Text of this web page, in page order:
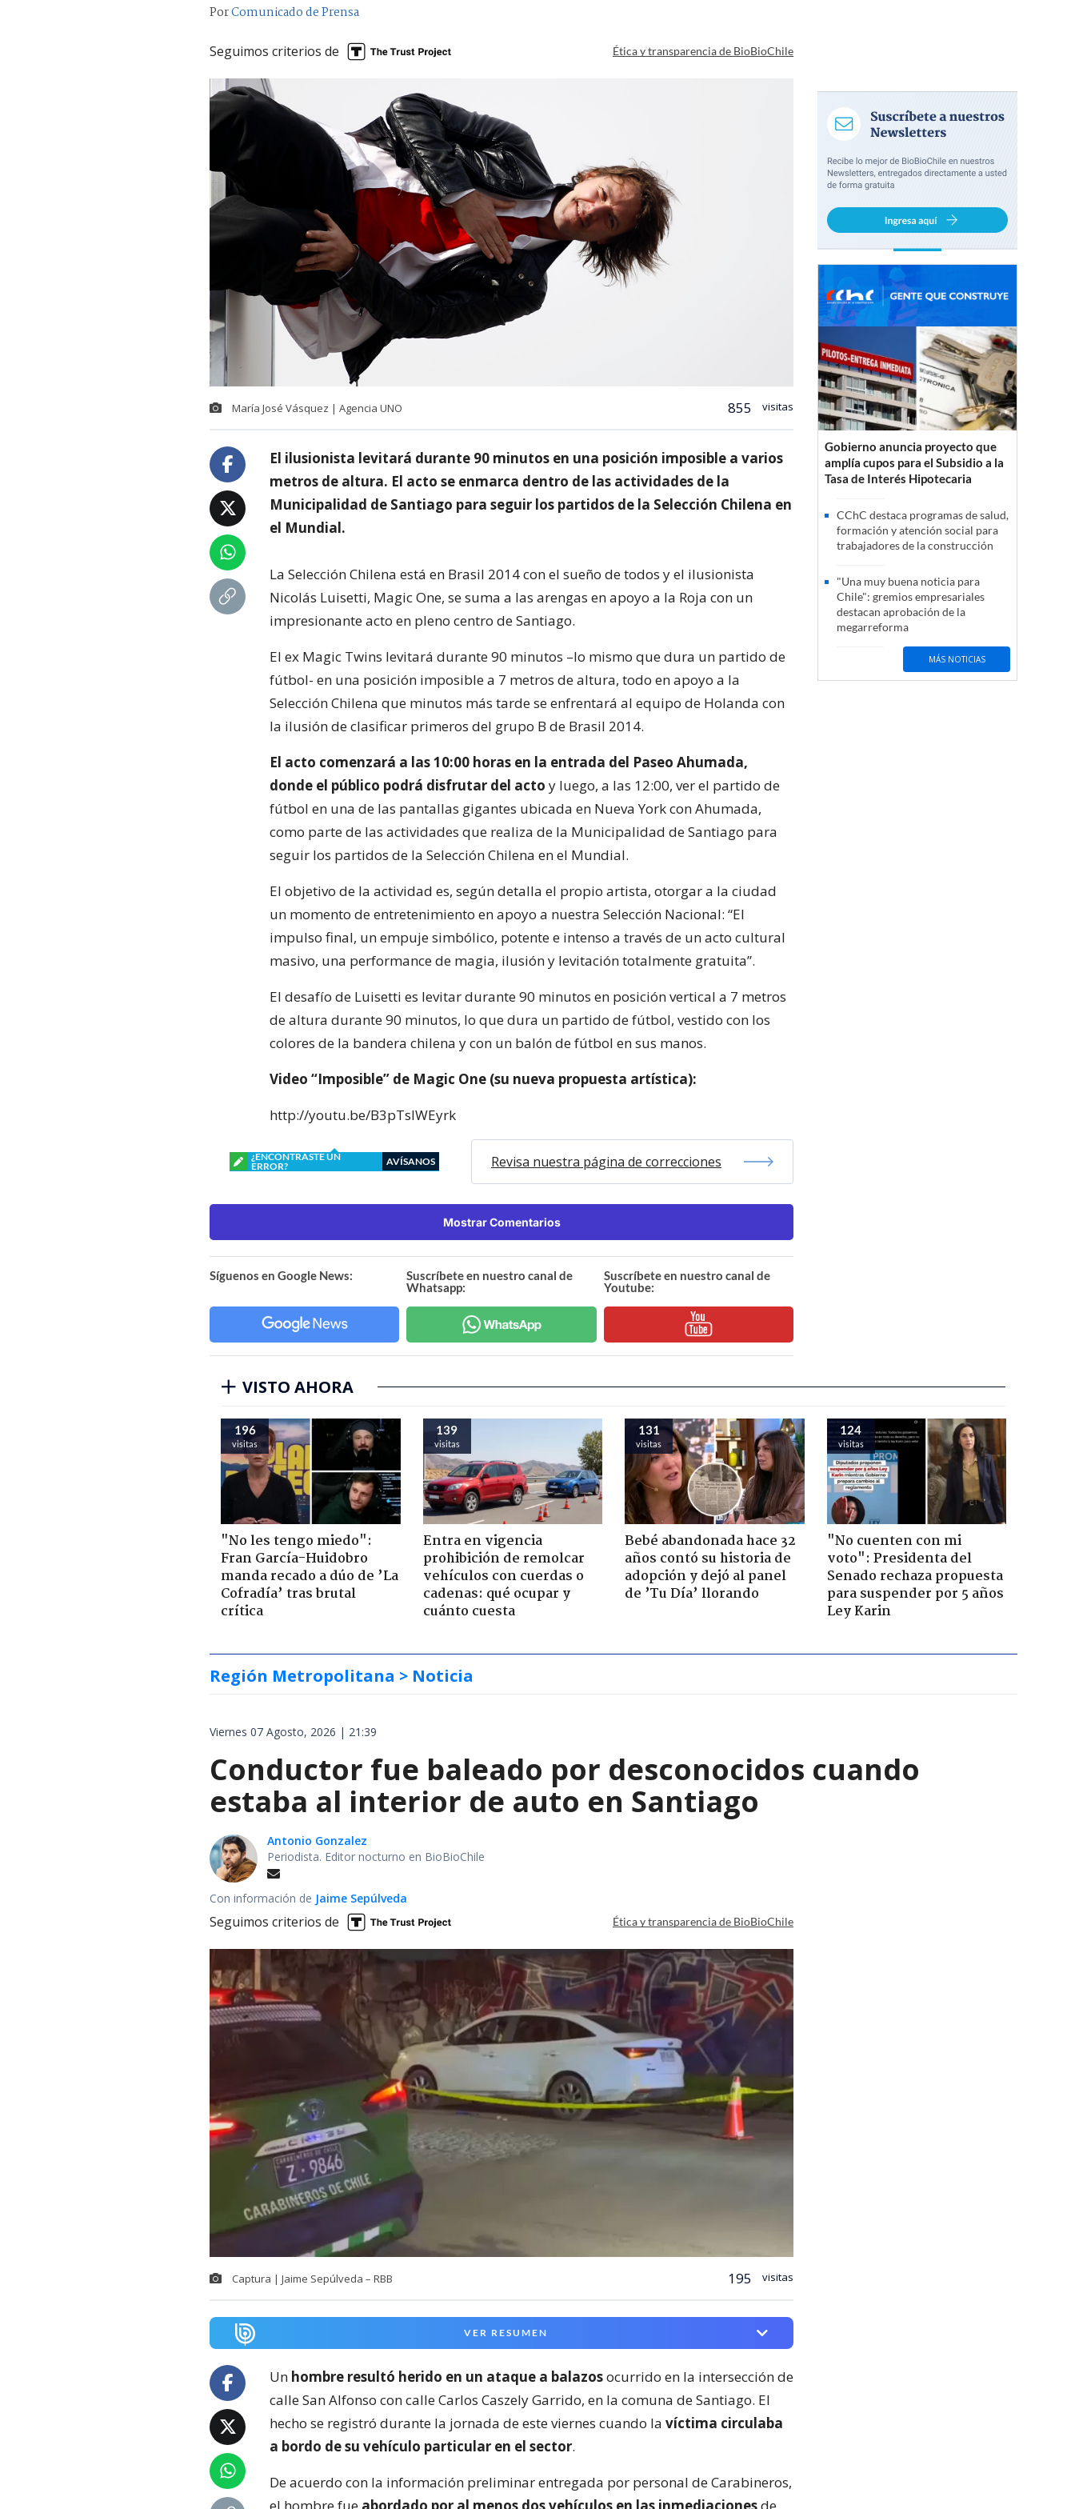
PorComunicado de Prensa
Seguimos criterios de Ética y transparencia de BioBioChile
María José Vásquez | Agencia UNO 855 visitas
El ilusionista levitará durante 90 minutos en una posición imposible a varios
metros de altura. El acto se enmarca dentro de las actividades de la
Municipalidad de Santiago para seguir los partidos de la Selección Chilena en
el Mundial.
La Selección Chilena está en Brasil 2014 con el sueño de todos y el ilusionista
Nicolás Luisetti, Magic One, se suma a las arengas en apoyo a la Roja con un
impresionante acto en pleno centro de Santiago.
El ex Magic Twins levitará durante 90 minutos –lo mismo que dura un partido de
fútbol- en una posición imposible a 7 metros de altura, todo en apoyo a la
Selección Chilena que minutos más tarde se enfrentará al equipo de Holanda con
la ilusión de clasificar primeros del grupo B de Brasil 2014.
El acto comenzará a las 10:00 horas en la entrada del Paseo Ahumada,
donde el público podrá disfrutar del acto y luego, a las 12:00, ver el partido de
fútbol en una de las pantallas gigantes ubicada en Nueva York con Ahumada,
como parte de las actividades que realiza de la Municipalidad de Santiago para
seguir los partidos de la Selección Chilena en el Mundial.
El objetivo de la actividad es, según detalla el propio artista, otorgar a la ciudad
un momento de entretenimiento en apoyo a nuestra Selección Nacional: “El
impulso final, un empuje simbólico, potente e intenso a través de un acto cultural
masivo, una performance de magia, ilusión y levitación totalmente gratuita”.
El desafío de Luisetti es levitar durante 90 minutos en posición vertical a 7 metros
de altura durante 90 minutos, lo que dura un partido de fútbol, vestido con los
colores de la bandera chilena y con un balón de fútbol en sus manos.
Video “Imposible” de Magic One (su nueva propuesta artística):
http://youtu.be/B3pTsIWEyrk
¿ENCONTRASTE UN
ERROR?
AVÍSANOS Revisa nuestra página de correcciones
Mostrar Comentarios
Síguenos en Google News:
Suscríbete en nuestro canal de
Whatsapp:
Suscríbete en nuestro canal de
Youtube:
Gobierno anuncia proyecto que
amplía cupos para el Subsidio a la
Tasa de Interés Hipotecaria
CChC destaca programas de salud,
formación y atención social para
trabajadores de la construcción
"Una muy buena noticia para
Chile": gremios empresariales
destacan aprobación de la
megarreforma
MÁS NOTICIAS
VISTO AHORA
196
visitas
"No les tengo miedo":
Fran García-Huidobro
manda recado a dúo de ’La
Cofradía’ tras brutal
crítica
139
visitas
Entra en vigencia
prohibición de remolcar
vehículos con cuerdas o
cadenas: qué ocupar y
cuánto cuesta
131
visitas
Bebé abandonada hace 32
años contó su historia de
adopción y dejó al panel
de ’Tu Día’ llorando
124
visitas
"No cuenten con mi
voto": Presidenta del
Senado rechaza propuesta
para suspender por 5 años
Ley Karin
Región Metropolitana > Noticia
Viernes 07 Agosto, 2026 | 21:39
Conductor fue baleado por desconocidos cuando
estaba al interior de auto en Santiago
Antonio Gonzalez
Periodista. Editor nocturno en BioBioChile
Con información de Jaime Sepúlveda
Seguimos criterios de Ética y transparencia de BioBioChile
Captura | Jaime Sepúlveda – RBB 195 visitas
VER RESUMEN
Un hombre resultó herido en un ataque a balazosocurrido en la intersección de
calle San Alfonso con calle Carlos Caszely Garrido, en la comuna de Santiago. El
hecho se registró durante la jornada de este viernes cuando la víctima circulaba
a bordo de su vehículo particular en el sector.
De acuerdo con la información preliminar entregada por personal de Carabineros,
el hombre fue abordado por al menos dos vehículos en las inmediacionesde